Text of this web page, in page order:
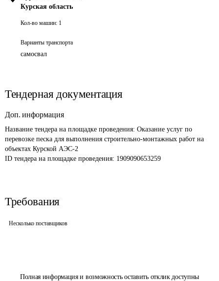
Полная информация и возможность оставить отклик доступны
Курская область
Кол-во машин: 1
Варианты транспорта
самосвал
Тендерная документация
Доп. информация
Название тендера на площадке проведения: Оказание услуг по
перевозке песка для выполнения строительно-монтажных работ на
объектах Курской АЭС-2
ID тендера на площадке проведения: 1909090653259
Требования
Несколько поставщиков